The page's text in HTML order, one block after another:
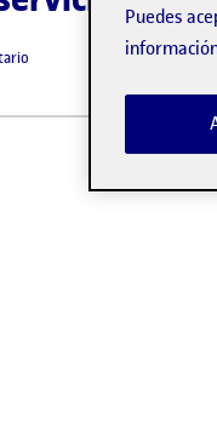
8:57 am
en Mapear un servicio. PEC
Puedes